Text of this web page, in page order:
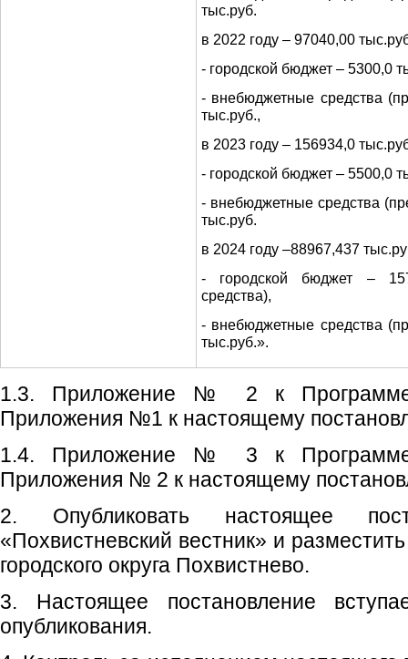
тыс.руб.
в 2022 году – 97040,00
- городской бюджет – 5300,0
- внебюджетные средства
тыс.руб.,
в 2023 году – 156934,0
- городской бюджет – 5500,0
- внебюджетные средства
тыс.руб.
в 2024 году –88967,437
- городской бюджет –
средства),
- внебюджетные средства
тыс.руб.».
1.3. Приложение № 2 к Программе
Приложения №1 к настоящему
1.4. Приложение № 3 к Программе
Приложения № 2 к настоящему
2. Опубликовать настоящее
«Похвистневский вестник» и
городского округа Похвистнево.
3. Настоящее постановление
опубликования.